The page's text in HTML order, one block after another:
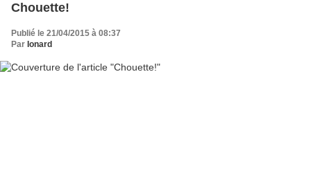
Chouette!
Publié le 21/04/2015 à 08:37
Par Ionard